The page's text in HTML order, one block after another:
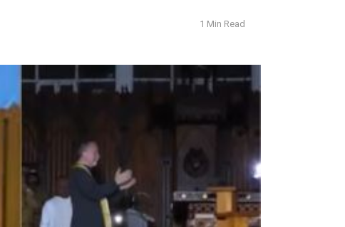
1 Min Read